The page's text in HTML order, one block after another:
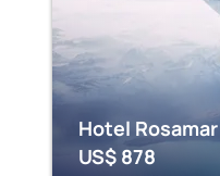
Hotel Rosamar
US$ 878